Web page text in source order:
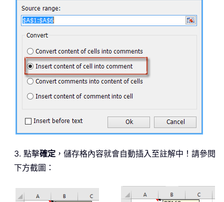
3. 點擊確定 ，儲存格內容就會自動插入至註解中！請參閱
下方截圖：